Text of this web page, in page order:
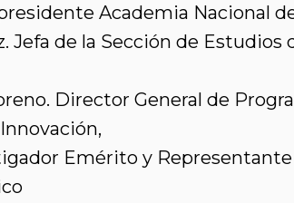
Academia Nacional
Jefa de la Sección de
Director General de
Emérito y